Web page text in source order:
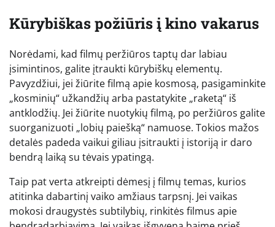
Kūrybiškas požiūris į kino vakarus
Norėdami, kad filmų peržiūros taptų dar labiau
įsimintinos, galite įtraukti kūrybiškų elementų.
Pavyzdžiui, jei žiūrite filmą apie kosmosą, pasigaminkite
„kosminių“ užkandžių arba pastatykite „raketą“ iš
antklodžių. Jei žiūrite nuotykių filmą, po peržiūros galite
suorganizuoti „lobių paiešką“ namuose. Tokios mažos
detalės padeda vaikui giliau įsitraukti į istoriją ir daro
bendrą laiką su tėvais ypatingą.
Taip pat verta atkreipti dėmesį į filmų temas, kurios
atitinka dabartinį vaiko amžiaus tarpsnį. Jei vaikas
mokosi draugystės subtilybių, rinkitės filmus apie